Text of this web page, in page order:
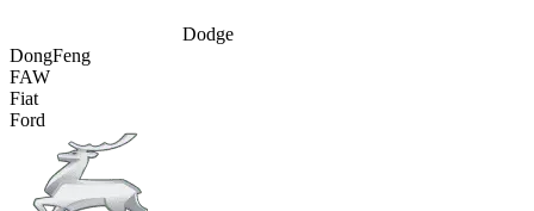
Dodge
DongFeng
FAW
Fiat
Ford